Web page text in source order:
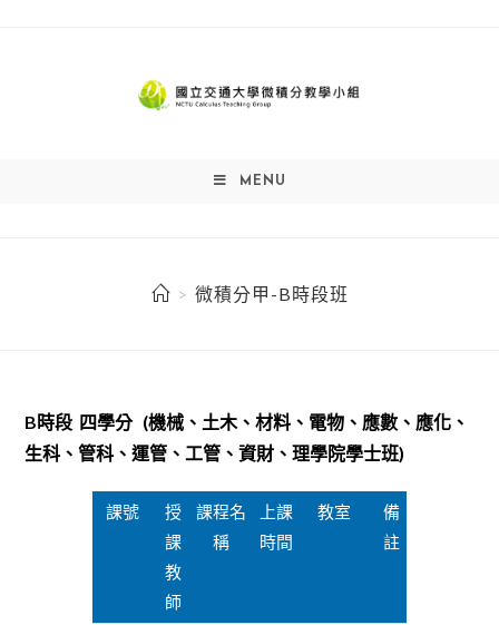
MENU
> 微積分甲-B時段班
B時段 四學分 (機械、土木、材料、電物、應數、應化、
生科、管科、運管、工管、資財、理學院學士班)
課號
授
課
教
師
課程名
稱
上課
時間
教室
備
註